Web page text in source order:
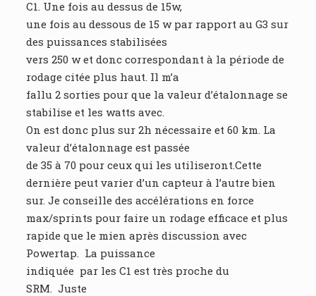
C1. Une fois au dessus de 15w,
une fois au dessous de 15 w par rapport au G3 sur
des puissances stabilisées
vers 250 w et donc correspondant à la période de
rodage citée plus haut. Il m’a
fallu 2 sorties pour que la valeur d’étalonnage se
stabilise et les watts avec.
On est donc plus sur 2h nécessaire et 60 km. La
valeur d’étalonnage est passée
de 35 à 70 pour ceux qui les utiliseront.Cette
dernière peut varier d’un capteur à l’autre bien
sur. Je conseille des accélérations en force
max/sprints pour faire un rodage efficace et plus
rapide que le mien après discussion avec
Powertap. La puissance
indiquée par les C1 est très proche du
SRM. Juste